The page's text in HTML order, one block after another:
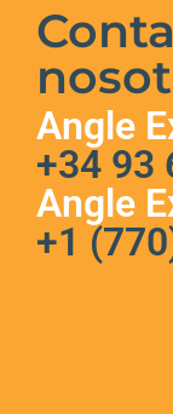
Angle
+34 93
Angle
+1